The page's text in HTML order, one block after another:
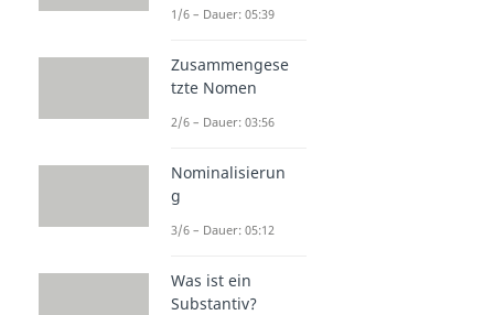
1/6 – Dauer: 05:39
Zusammengese
tzte Nomen
2/6 – Dauer: 03:56
Nominalisierun
g
3/6 – Dauer: 05:12
Was ist ein
Substantiv?